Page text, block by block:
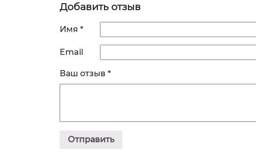
Добавить отзыв
Имя *
Email
Ваш отзыв *